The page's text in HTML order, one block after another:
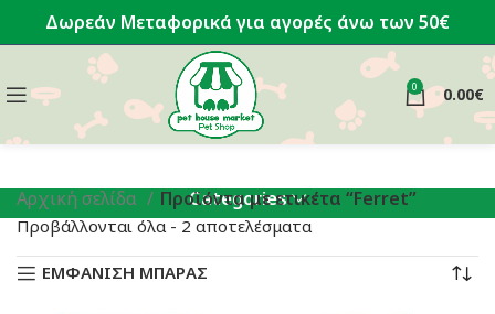
Δωρεάν Μεταφορικά για αγορές άνω των 50€
0 0.00€
Categories
Αρχική σελίδα Προϊόντα με ετικέτα “Ferret”
Προβάλλονται όλα - 2 αποτελέσματαSorted
by
ΕΜΦΑΝΙΣΗ ΜΠΑΡΑΣ